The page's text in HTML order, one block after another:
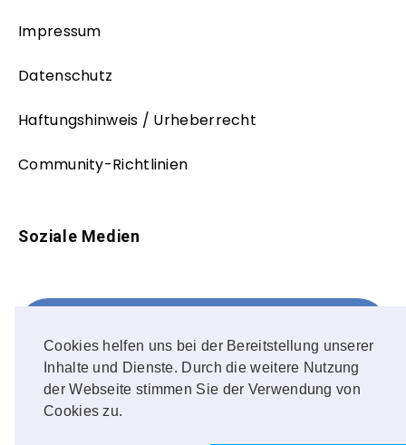
Cookies helfen uns bei der Bereitstellung unserer
Inhalte und Dienste. Durch die weitere Nutzung
der Webseite stimmen Sie der Verwendung von
Cookies zu.
Impressum
Datenschutz
Haftungshinweis / Urheberrecht
Community-Richtlinien
Soziale Medien
FOLLOW ME!
Instagram
OUR PHOTOS!